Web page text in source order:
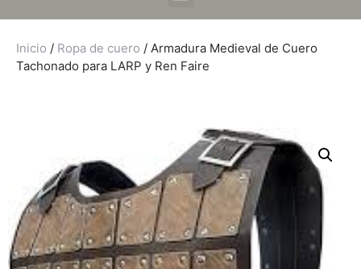
Inicio / Ropa de cuero / Armadura Medieval de Cuero
Tachonado para LARP y Ren Faire